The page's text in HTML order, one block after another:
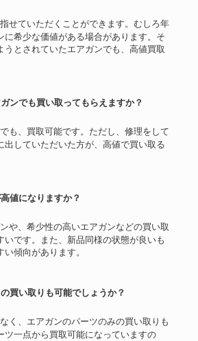
cerakoteロアレシーバー スチー
ル アウターバレル
103,800円
M4ライブカートモデル 60,018円
用機関銃
SR16 M URX3.1 カービン 電動
排莢ブローバック
58,800円
に希少な価値がある場合があります。そ
うとされていたエアガンでも、高値買取
ガンでも買い取ってもらえますか？
出していただいた方が、高値で買い取る
高値になりますか？
いです。また、新品同様の状態が良いも
傾向があります。
の買い取りも可能でしょうか？
ツ一点から買取可能になっていますの